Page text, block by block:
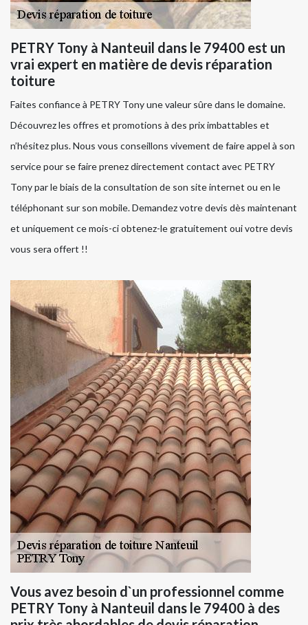
PETRY Tony à Nanteuil dans le 79400 est un
vrai expert en matière de devis réparation
toiture
Faites confiance à PETRY Tony une valeur sûre dans le domaine.
Découvrez les offres et promotions à des prix imbattables et
n’hésitez plus. Nous vous conseillons vivement de faire appel à son
service pour se faire prenez directement contact avec PETRY
Tony par le biais de la consultation de son site internet ou en le
téléphonant sur son mobile. Demandez votre devis dès maintenant
et uniquement ce mois-ci obtenez-le gratuitement oui votre devis
vous sera offert !!
Vous avez besoin d`un professionnel comme
PETRY Tony à Nanteuil dans le 79400 à des